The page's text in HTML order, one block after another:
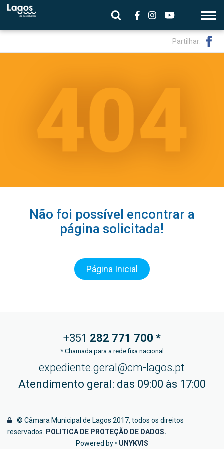
Partilhar:
Não foi possível encontrar a
página solicitada!
Página Inicial
+351 282 771 700 *
*Chamada para a rede fixa nacional
expediente.geral@cm-lagos.pt
Atendimento geral: das 09:00 às 17:00
© Câmara Municipal de Lagos 2017, todos os direitos
reservados.
POLITICA DE PROTEÇÃO DE DADOS.
Powered by • UNYKVIS